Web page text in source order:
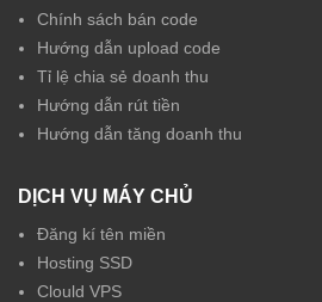
Chính sách bán code
Hướng dẫn upload code
Tỉ lệ chia sẻ doanh thu
Hướng dẫn rút tiền
Hướng dẫn tăng doanh thu
DỊCH VỤ MÁY CHỦ
Đăng kí tên miền
Hosting SSD
Clould VPS